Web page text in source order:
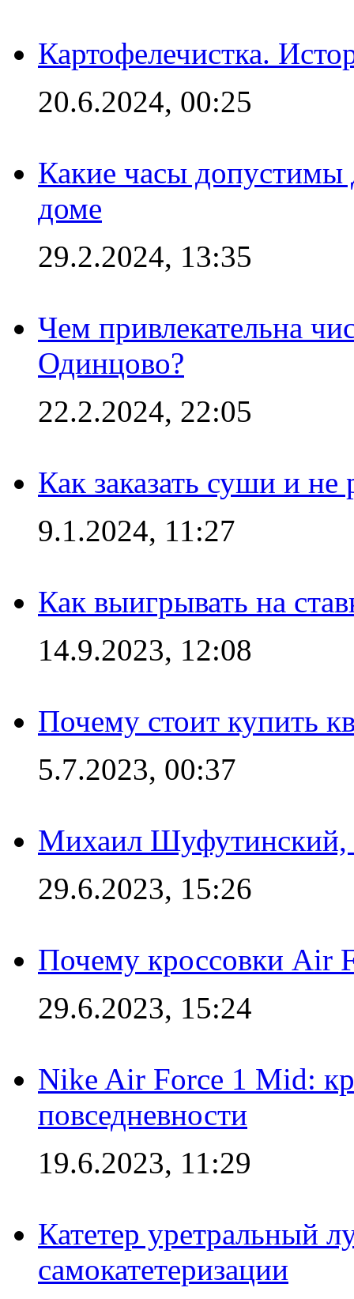
Картофелечистка.
20.6.2024, 00:25
Какие часы
доме
29.2.2024, 13:35
Чем привлекательна
Одинцово?
22.2.2024, 22:05
Как заказать суши и не
9.1.2024, 11:27
Как выигрывать на
14.9.2023, 12:08
Почему стоит купить
5.7.2023, 00:37
Михаил Шуфутинский,
29.6.2023, 15:26
Почему кроссовки Air
29.6.2023, 15:24
Nike Air Force 1 Mid:
повседневности
19.6.2023, 11:29
Катетер уретральный
самокатетеризации